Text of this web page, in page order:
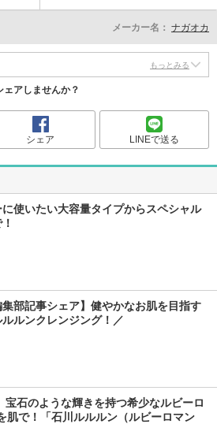
メーカー名： ナガオカ
もっとみる
アしませんか？
シェア LINEで送る
使いたい大容量タイプからスペシャル
集部記事シェア】健やかなお肌を目指す
ルンクレンジング！／
宝石のような輝きを持つ希少なルビーロ
肌で！「石川ルルルン（ルビーロマン